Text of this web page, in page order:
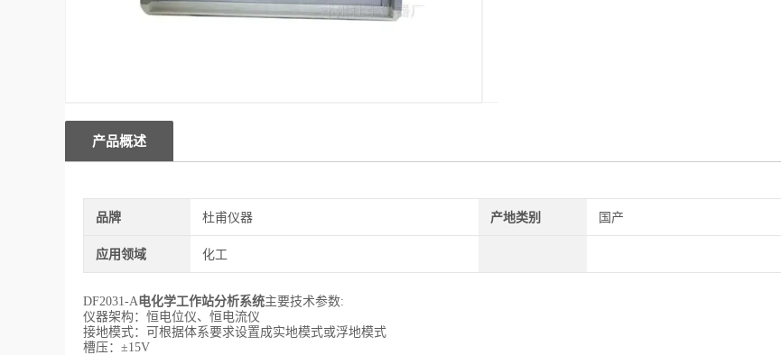
电位上升时间：<0.25uS
产品概述
品牌 杜甫仪器 产地类别 国产
应用领域 化工
DF2031-A电化学工作站分析系统主要技术参数:
仪器架构：恒电位仪、恒电流仪
接地模式：可根据体系要求设置成实地模式或浮地模式
槽压：±15V